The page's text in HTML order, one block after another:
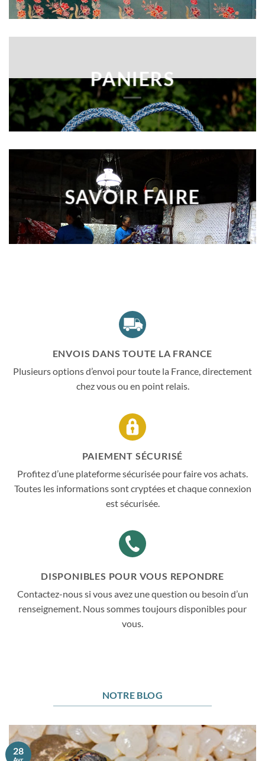
PANIERS
SAVOIR FAIRE
ENVOIS DANS TOUTE LA FRANCE
Plusieurs options d’envoi pour toute la France, directement
chez vous ou en point relais.
PAIEMENT SÉCURISÉ
Profitez d’une plateforme sécurisée pour faire vos achats.
Toutes les informations sont cryptées et chaque connexion
est sécurisée.
DISPONIBLES POUR VOUS REPONDRE
Contactez-nous si vous avez une question ou besoin d’un
renseignement. Nous sommes toujours disponibles pour
vous.
NOTRE BLOG
28
Avr